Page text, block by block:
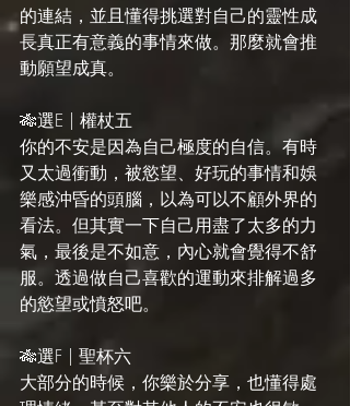
的連結，並且懂得挑選對自己的靈性成
長真正有意義的事情來做。那麼就會推
動願望成真。
🎋選E | 權杖五
你的不安是因為自己極度的自信。有時
又太過衝動，被慾望、好玩的事情和娛
樂感沖昏的頭腦，以為可以不顧外界的
看法。但其實一下自己用盡了太多的力
氣，最後是不如意，內心就會覺得不舒
服。透過做自己喜歡的運動來排解過多
的慾望或憤怒吧。
🎋選F | 聖杯六
大部分的時候，你樂於分享，也懂得處